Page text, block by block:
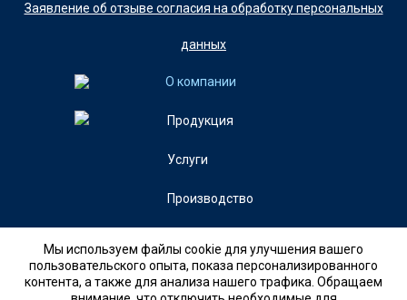
Мы используем файлы cookie для улучшения вашего
пользовательского опыта, показа персонализированного
контента, а также для анализа нашего трафика. Обращаем
Заявление об отзыве согласия на обработку персональных
данных
О компании
Продукция
Услуги
Производство
+7 (846)